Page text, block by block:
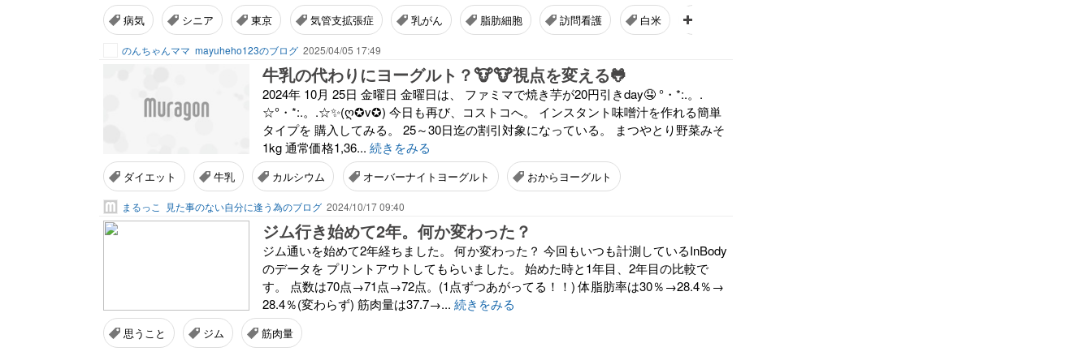
病気 シニア 東京 気管支拡張症 乳がん 脂肪細胞 訪問看護 白米
のんちゃんママ mayuheho123のブログ 2025/04/05 17:49
牛乳の代わりにヨーグルト？🐮🐮視点を変える🐸
2024年 10月 25日 金曜日 金曜日は、 ファミマで焼き芋が20円引きday🤤 °・*:.。.
☆°・*:.。.☆✨(ღ✪v✪) 今日も再び、コストコへ。 インスタント味噌汁を作れる簡単
タイプを 購入してみる。 25～30日迄の割引対象になっている。 まつやとり野菜みそ
1kg 通常価格1,36... 続きをみる
ダイエット 牛乳 カルシウム オーバーナイトヨーグルト おからヨーグルト
まるっこ 見た事のない自分に逢う為のブログ 2024/10/17 09:40
ジム行き始めて2年。何か変わった？
ジム通いを始めて2年経ちました。 何か変わった？ 今回もいつも計測しているInBody
のデータを プリントアウトしてもらいました。 始めた時と1年目、2年目の比較で
す。 点数は70点→71点→72点。(1点ずつあがってる！！) 体脂肪率は30％→28.4％→
28.4％(変わらず) 筋肉量は37.7→... 続きをみる
思うこと ジム 筋肉量